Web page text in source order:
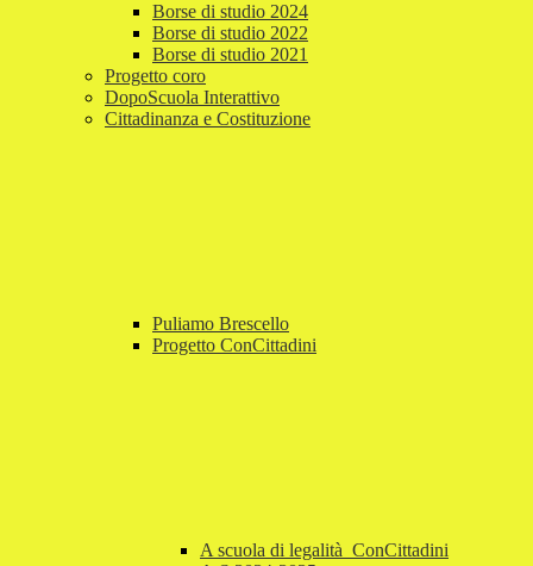
Borse di studio 2024
Borse di studio 2022
Borse di studio 2021
Progetto coro
DopoScuola Interattivo
Cittadinanza e Costituzione
Puliamo Brescello
Progetto ConCittadini
A scuola di legalità_ConCittadini